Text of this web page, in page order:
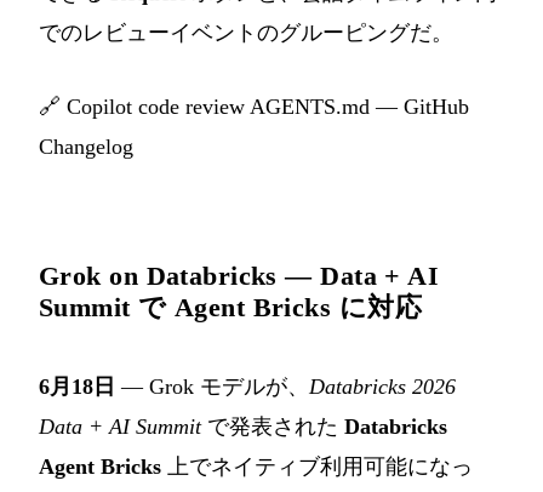
でのレビューイベントのグルーピングだ。
🔗 Copilot code review AGENTS.md — GitHub
Changelog
Grok on Databricks — Data + AI
Summit で Agent Bricks に対応
6月18日 — Grok モデルが、 Databricks 2026
Data + AI Summitで発表された Databricks
Agent Bricks 上でネイティブ利用可能になっ